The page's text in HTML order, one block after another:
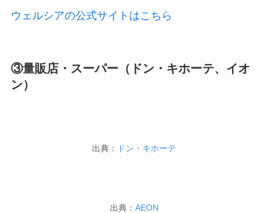
ウェルシアの公式サイトはこちら
③量販店・スーパー（ドン・キホーテ、イオ
ン）
出典： ドン・キホーテ
出典： AEON